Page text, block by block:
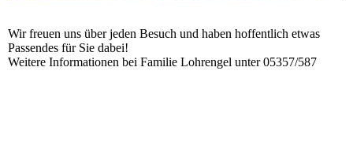
Wir freuen uns über jeden Besuch und haben hoffentlich etwas
Passendes für Sie dabei!
Weitere Informationen bei Familie Lohrengel unter 05357/587